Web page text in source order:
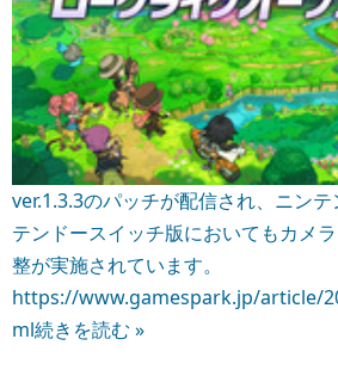
ver.1.3.3のパッチが配信され、ニン
テンドースイッチ版においてもカメ
整が実施されています。
https://www.gamespark.jp/article/
ml続きを読む »